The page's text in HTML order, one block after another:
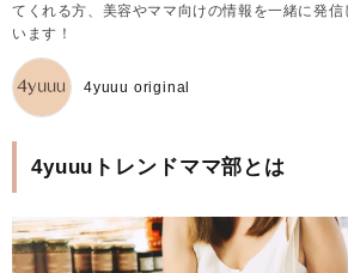
てくれる方、美容やママ向けの情報を一緒に発
います！
4yuuu original
4yuuuトレンドママ部とは